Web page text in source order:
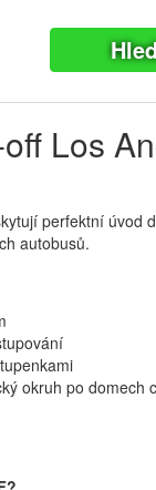
Los
perfektní
autobusů.
okruh po domech